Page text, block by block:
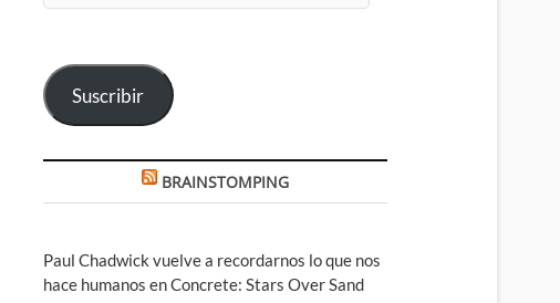
Suscribir
BRAINSTOMPING
Paul Chadwick vuelve a recordarnos lo que nos
hace humanos en Concrete: Stars Over Sand